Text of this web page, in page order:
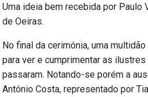
Uma ideia bem recebida por Paulo
de Oeiras.
No final da cerimónia, uma
para ver e cumprimentar as
passaram. Notando-se porém a
António Costa, representado por